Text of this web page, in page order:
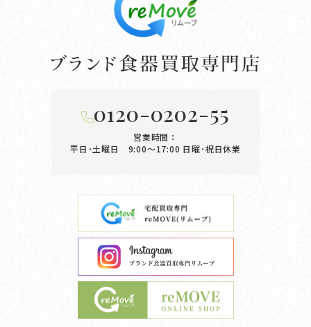
0120-0202-55
営業時間：
平日･土曜日 9:00〜17:00 日曜･祝日休業